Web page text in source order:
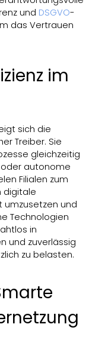
und DSGVO-
das Vertrauen
im
sich die
Treiber. Sie
gleichzeitig
oder autonome
Filialen zum
digitale
umzusetzen und
Technologien
in
und zuverlässig
zu belasten.